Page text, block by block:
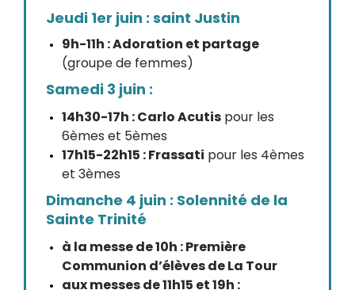
Jeudi 1er juin : saint Justin
9h-11h : Adoration et partage
(groupe de femmes)
Samedi 3 juin :
14h30-17h : Carlo Acutis pour les
6èmes et 5èmes
17h15-22h15 : Frassati pour les 4èmes
et 3èmes
Dimanche 4 juin : Solennité de la
Sainte Trinité
à la messe de 10h : Première
Communion d’élèves de La Tour
aux messes de 11h15 et 19h :